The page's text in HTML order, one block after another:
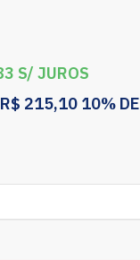
S/ JUROS
R$ 215,10 10% DE